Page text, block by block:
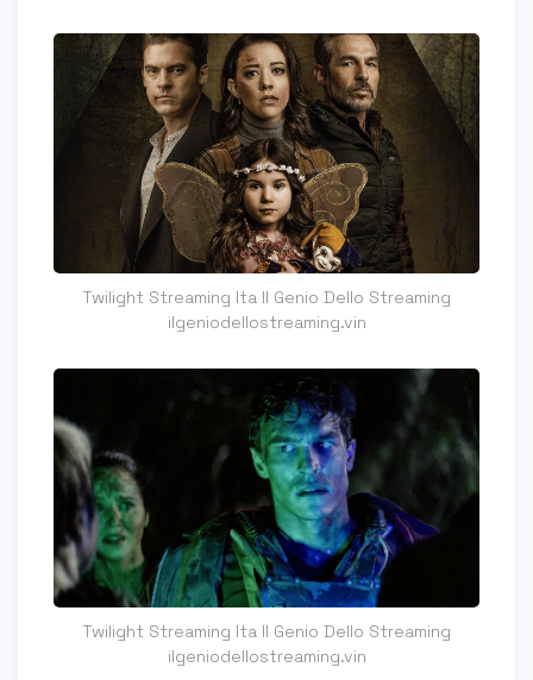
Twilight Streaming Ita Il Genio Dello Streaming
ilgeniodellostreaming.vin
Twilight Streaming Ita Il Genio Dello Streaming
ilgeniodellostreaming.vin